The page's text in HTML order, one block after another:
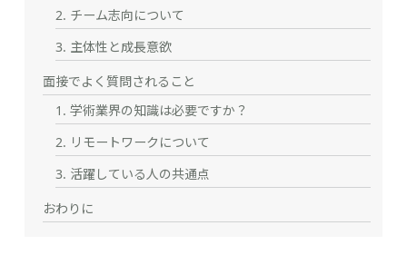
2. チーム志向について
3. 主体性と成長意欲
面接でよく質問されること
1. 学術業界の知識は必要ですか？
2. リモートワークについて
3. 活躍している人の共通点
おわりに